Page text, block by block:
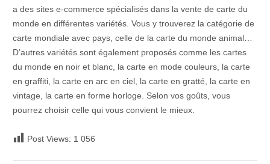
a des sites e-commerce spécialisés dans la vente de carte du
monde en différentes variétés. Vous y trouverez la catégorie de
carte mondiale avec pays, celle de la carte du monde animal…
D’autres variétés sont également proposés comme les cartes
du monde en noir et blanc, la carte en mode couleurs, la carte
en graffiti, la carte en arc en ciel, la carte en gratté, la carte en
vintage, la carte en forme horloge. Selon vos goûts, vous
pourrez choisir celle qui vous convient le mieux.
Post Views: 1 056